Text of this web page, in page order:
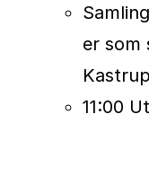
att införa
för de
samtliga
serien.
er som
11:00